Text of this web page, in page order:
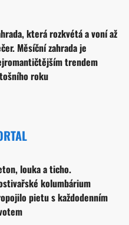
která rozkvétá a voní až
Měsíční zahrada je
trendem
roku
louka a ticho.
kolumbárium
pietu s každodenním